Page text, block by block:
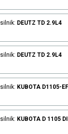
silnik: DEUTZ TD 2.9L4
silnik: DEUTZ TD 2.9L4
silnik: KUBOTA D1105-
silnik: KUBOTA D 1105